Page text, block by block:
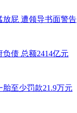
放屁 遭领导书面警告
负债 总额2414亿元
至少罚款21.9万元